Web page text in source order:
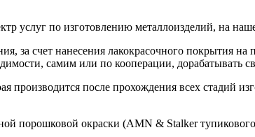
услуг по изготовлению металлоизделий, на
за счет нанесения лакокрасочного покрытия
самим или по кооперации, дорабатывать
после прохождения всех стадий
порошковой окраски (AMN & Stalker